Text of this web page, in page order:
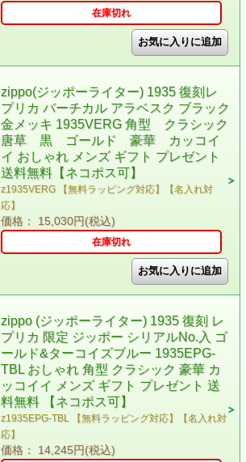
在庫切れ
zippo(ジッポーライター) 1935 復刻レ
プリカ バーチカル アラベスク ブラック
金メッキ 1935VERG 角型 クラシック
唐草 黒 ゴールド 豪華 カッコイ
イ おしゃれ メンズ ギフト プレゼント
送料無料【ネコポス可】
z1935VERG 【無料ラッピング対応】【名入れ対
応】
価格： 15,030円(税込)
在庫切れ
zippo (ジッポーライター) 1935 復刻 レ
プリカ 限定 ジッポー シリアルNo.入 ゴ
ールド&ターコイズブルー 1935EPG-
TBL おしゃれ 角型 クラシック 豪華 カ
ッコイイ メンズ ギフト プレゼント 送
料無料 【ネコポス可】
z1935EPG-TBL 【無料ラッピング対応】【名入れ対
応】
価格： 14,245円(税込)